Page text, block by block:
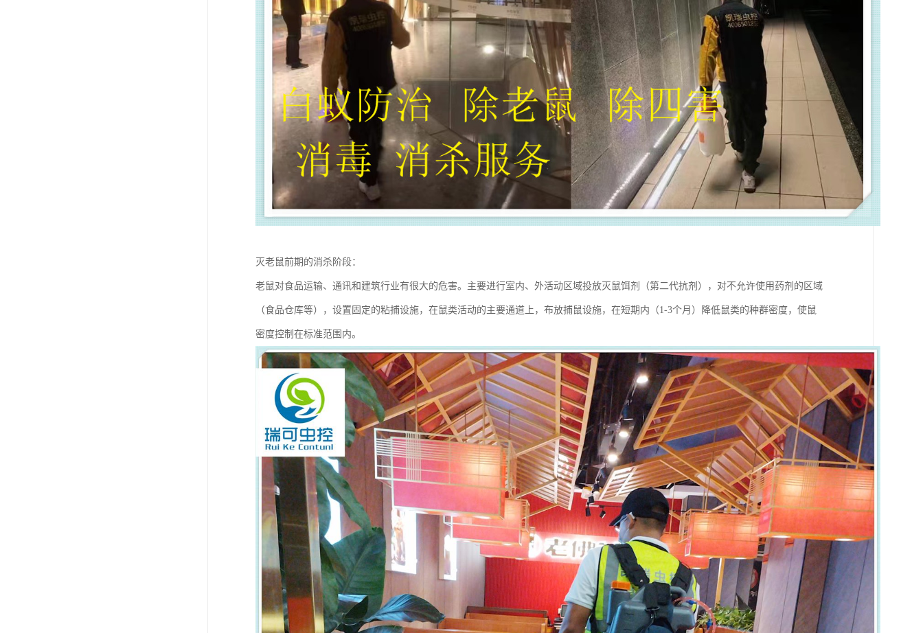
灭老鼠前期的消杀阶段：
老鼠对食品运输、通讯和建筑行业有很大的危害。主要进行室内、外活动区域投放灭鼠饵剂（第二代抗剂），对不允许使用药剂的区域
（食品仓库等），设置固定的粘捕设施，在鼠类活动的主要通道上，布放捕鼠设施，在短期内（1-3个月）降低鼠类的种群密度，使鼠
密度控制在标准范围内。